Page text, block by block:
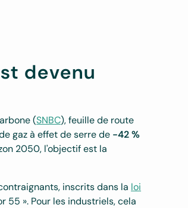
devenu
(SNBC), feuille de route
gaz à effet de serre de -42 %
2050, l'objectif est la
inscrits dans la loi
55 ». Pour les industriels, cela